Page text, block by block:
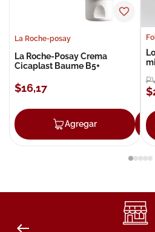
La Roche-posay
La Roche-Posay Crema
Cicaplast Baume B5+
$16,17
Agregar
$